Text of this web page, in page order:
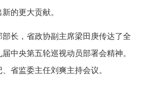
的更大贡献。
长，省政协副主席梁田庚传达了全
中央第五轮巡视动员部署会精神。
省监委主任刘爽主持会议。